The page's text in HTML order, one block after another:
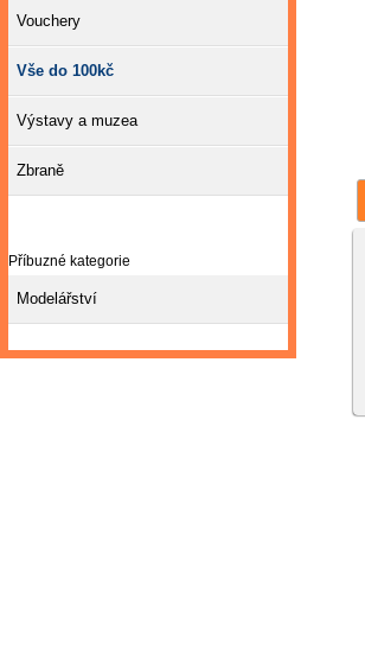
Vouchery
Vše do 100kč
Výstavy a muzea
Zbraně
Příbuzné kategorie
Modelářství